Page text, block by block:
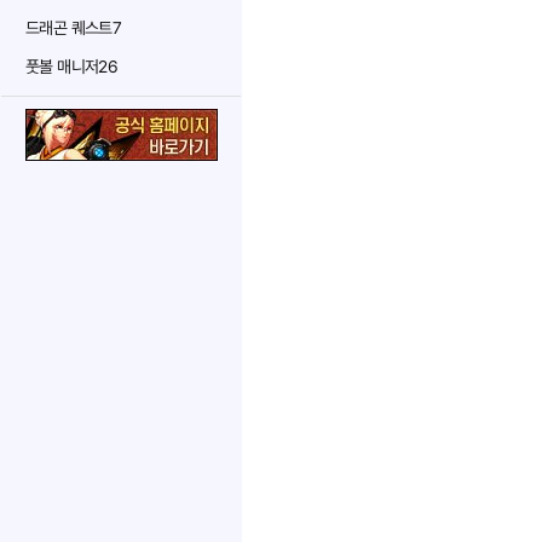
드래곤 퀘스트7
풋볼 매니저26